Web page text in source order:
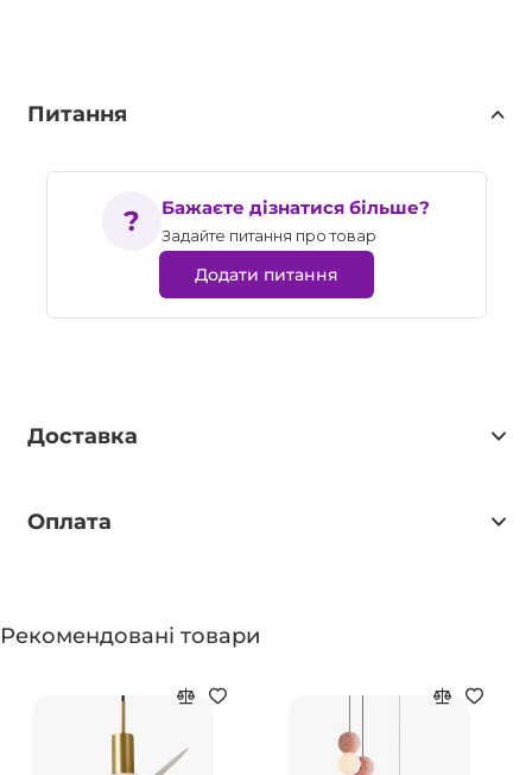
Питання
Бажаєте дізнатися більше?
Задайте питання про товар
Додати питання
Доставка
Оплата
Рекомендовані товари